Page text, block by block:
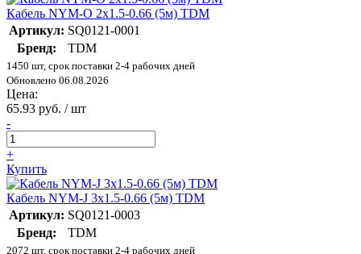
Кабель NYM-O 2х1.5-0.66 (5м) TDM
Артикул: SQ0121-0001
Бренд:
TDM
1450 шт, срок поставки 2-4 рабочих дней
Обновлено 06.08.2026
Цена:
65.93 руб. / шт
-
+
Купить
Кабель NYM-J 3х1.5-0.66 (5м) TDM
Артикул: SQ0121-0003
Бренд:
TDM
2072 шт, срок поставки 2-4 рабочих дней